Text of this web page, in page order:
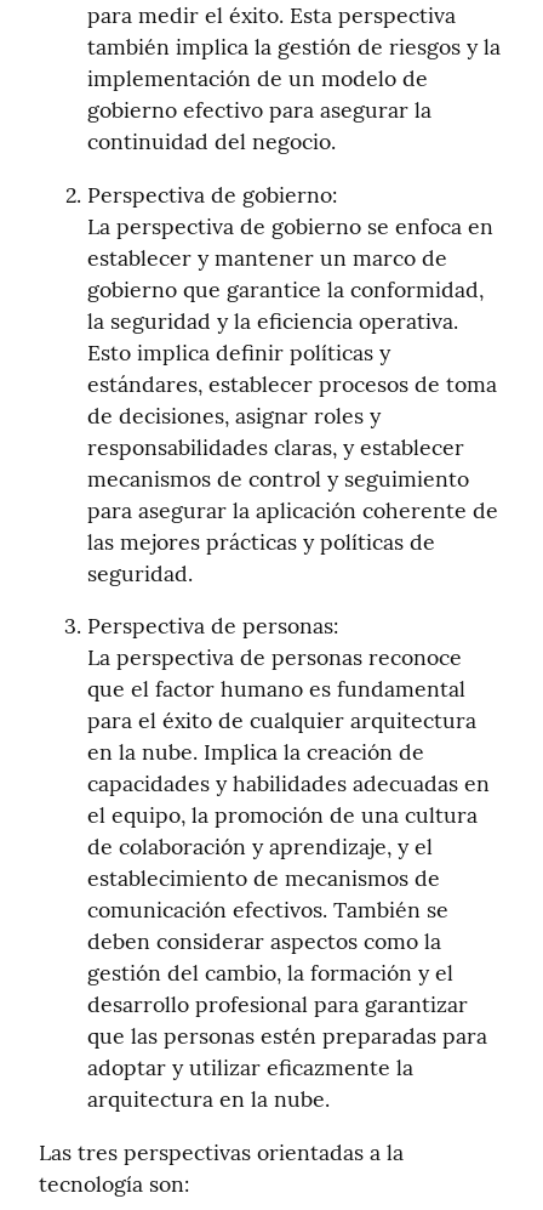
para medir el éxito. Esta perspectiva
también implica la gestión de riesgos y la
implementación de un modelo de
gobierno efectivo para asegurar la
continuidad del negocio.
Perspectiva de gobierno:
La perspectiva de gobierno se enfoca en
establecer y mantener un marco de
gobierno que garantice la conformidad,
la seguridad y la eficiencia operativa.
Esto implica definir políticas y
estándares, establecer procesos de toma
de decisiones, asignar roles y
responsabilidades claras, y establecer
mecanismos de control y seguimiento
para asegurar la aplicación coherente de
las mejores prácticas y políticas de
seguridad.
Perspectiva de personas:
La perspectiva de personas reconoce
que el factor humano es fundamental
para el éxito de cualquier arquitectura
en la nube. Implica la creación de
capacidades y habilidades adecuadas en
el equipo, la promoción de una cultura
de colaboración y aprendizaje, y el
establecimiento de mecanismos de
comunicación efectivos. También se
deben considerar aspectos como la
gestión del cambio, la formación y el
desarrollo profesional para garantizar
que las personas estén preparadas para
adoptar y utilizar eficazmente la
arquitectura en la nube.
Las tres perspectivas orientadas a la
tecnología son: